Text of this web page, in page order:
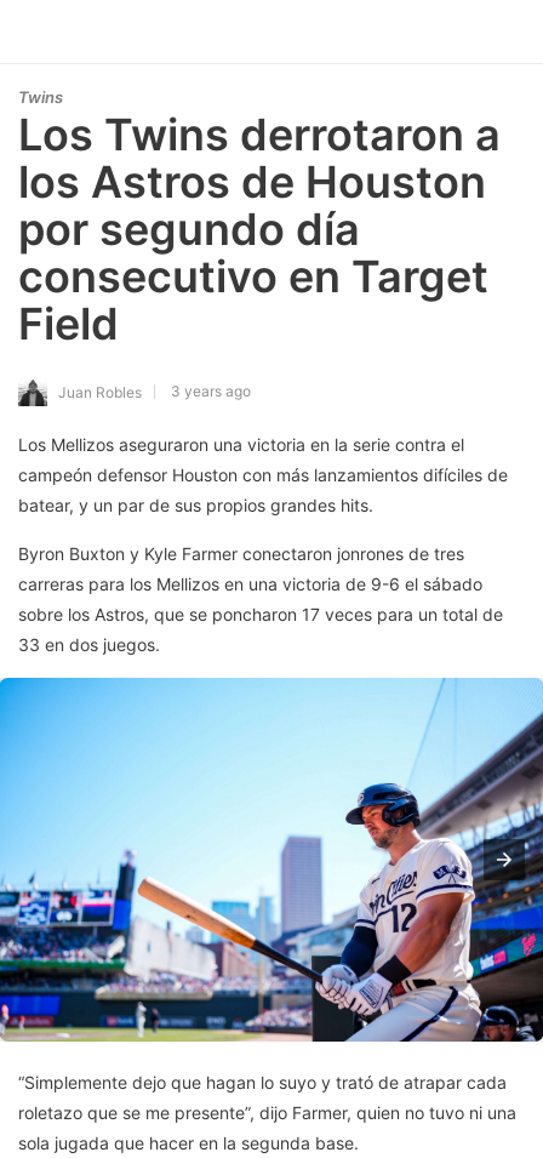
Twins
Los Twins derrotaron a
los Astros de Houston
por segundo día
consecutivo en Target
Field
Juan Robles 3 years ago
Los Mellizos aseguraron una victoria en la serie contra el
campeón defensor Houston con más lanzamientos difíciles de
batear, y un par de sus propios grandes hits.
Byron Buxton y Kyle Farmer conectaron jonrones de tres
carreras para los Mellizos en una victoria de 9-6 el sábado
sobre los Astros, que se poncharon 17 veces para un total de
33 en dos juegos.
“Simplemente dejo que hagan lo suyo y trató de atrapar cada
roletazo que se me presente”, dijo Farmer, quien no tuvo ni una
sola jugada que hacer en la segunda base.